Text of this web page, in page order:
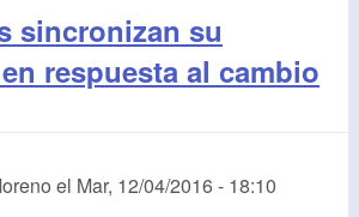
sincronizan su
respuesta al cambio
el Mar, 12/04/2016 - 18:10